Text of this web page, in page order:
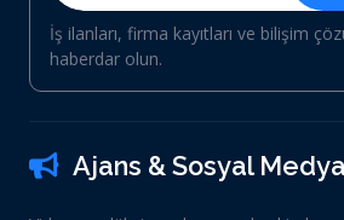
İş ilanları, firma kayıtları ve bilişim
haberdar olun.
Ajans & Sosyal Medya